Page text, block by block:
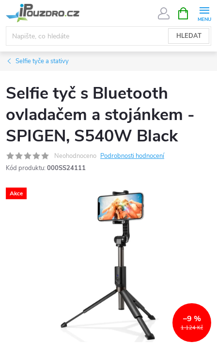
na
obsah
HLEDAT
NÁKUPNÍ
KOŠÍK
Selfie tyče a stativy
Selfie tyč s Bluetooth
ovladačem a stojánkem -
SPIGEN, S540W Black
Neohodnoceno Podrobnosti hodnocení
Kód produktu: 000SS24111
Akce
1 124 Kč
–9 %